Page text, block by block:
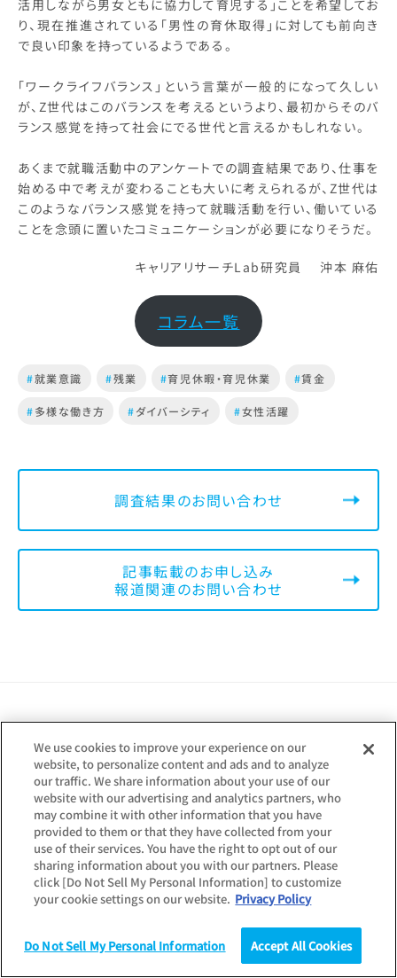
統計（データ） コラム
活用しながら男女ともに協力して育児する」ことを希望してお
り、現在推進されている「男性の育休取得」に対しても前向き
で良い印象を持っているようである。
「ワークライフバランス」という言葉が一般的になって久しい
が、Z世代はこのバランスを考えるというより、最初からそのバ
ランス感覚を持って社会にでる世代と言えるかもしれない。
あくまで就職活動中のアンケートでの調査結果であり、仕事を
始める中で考えが変わることも大いに考えられるが、Z世代は
このようなバランス感覚を持って就職活動を行い、働いている
ことを念頭に置いたコミュニケーションが必要になりそうだ。
キャリアリサーチLab研究員 沖本 麻佑
コラム一覧
#就業意識 #残業 #育児休暇・育児休業 #賃金
#多様な働き方 #ダイバーシティ #女性活躍
調査結果のお問い合わせ
記事転載のお申し込み
報道関連のお問い合わせ
関連記事
調査・データ
2023年卒大学生のライフスタイル調査
～今年の就活生のwithコロナ2年目の日常
は？～
ライフキャリア
公開日：2022.02.21
調査・データ
2022年卒 学生就職モニター調査 8月の活
We use cookies to improve your experience on our
website, to personalize content and ads and to analyze
our traffic. We share information about your use of our
website with our advertising and analytics partners, who
may combine it with other information that you have
provided to them or that they have collected from your
use of their services. You have the right to opt out of our
sharing information about you with our partners. Please
click [Do Not Sell My Personal Information] to customize
your cookie settings on our website. Privacy Policy
Do Not Sell My Personal Information Accept All Cookies